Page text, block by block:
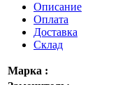
Описание
Оплата
Доставка
Склад
Марка :